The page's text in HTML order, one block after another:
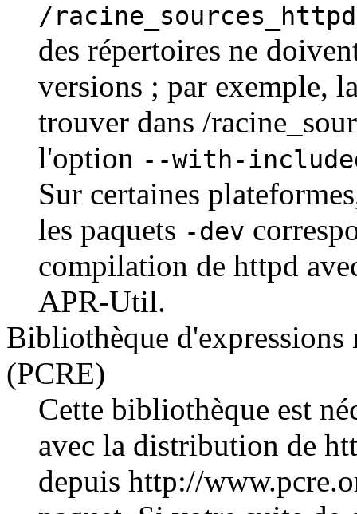
/
des répertoires ne
versions ; par exemple,
trouver dans /
l'option --with-
Sur certaines
les paquets -dev
compilation de httpd
APR-Util.
Bibliothèque
(PCRE)
Cette bibliothèque est
avec la distribution de
depuis http://